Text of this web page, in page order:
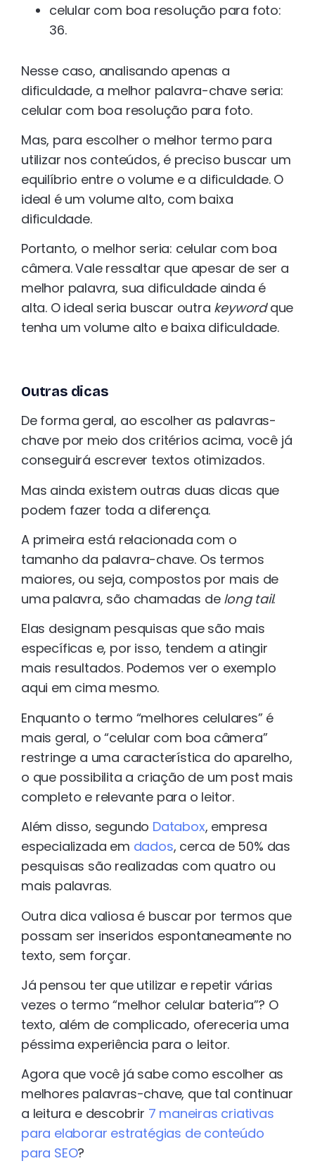
celular com boa resolução para foto:
36.
Nesse caso, analisando apenas a
dificuldade, a melhor palavra-chave seria:
celular com boa resolução para foto.
Mas, para escolher o melhor termo para
utilizar nos conteúdos, é preciso buscar um
equilíbrio entre o volume e a dificuldade. O
ideal é um volume alto, com baixa
dificuldade.
Portanto, o melhor seria: celular com boa
câmera. Vale ressaltar que apesar de ser a
melhor palavra, sua dificuldade ainda é
alta. O ideal seria buscar outra keywordque
tenha um volume alto e baixa dificuldade.
Outras dicas
De forma geral, ao escolher as palavras-
chave por meio dos critérios acima, você já
conseguirá escrever textos otimizados.
Mas ainda existem outras duas dicas que
podem fazer toda a diferença.
A primeira está relacionada com o
tamanho da palavra-chave. Os termos
maiores, ou seja, compostos por mais de
uma palavra, são chamadas de long tail.
Elas designam pesquisas que são mais
específicas e, por isso, tendem a atingir
mais resultados. Podemos ver o exemplo
aqui em cima mesmo.
Enquanto o termo “melhores celulares” é
mais geral, o “celular com boa câmera”
restringe a uma característica do aparelho,
o que possibilita a criação de um post mais
completo e relevante para o leitor.
Além disso, segundo Databox, empresa
especializada em dados, cerca de 50% das
pesquisas são realizadas com quatro ou
mais palavras.
Outra dica valiosa é buscar por termos que
possam ser inseridos espontaneamente no
texto, sem forçar.
Já pensou ter que utilizar e repetir várias
vezes o termo “melhor celular bateria”? O
texto, além de complicado, ofereceria uma
péssima experiência para o leitor.
Agora que você já sabe como escolher as
melhores palavras-chave, que tal continuar
a leitura e descobrir 7 maneiras criativas
para elaborar estratégias de conteúdo
para SEO?